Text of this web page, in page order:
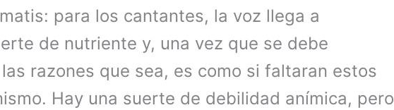
para los cantantes, la voz llega a
de nutriente y, una vez que se debe
razones que sea, es como si faltaran estos
Hay una suerte de debilidad anímica, pero